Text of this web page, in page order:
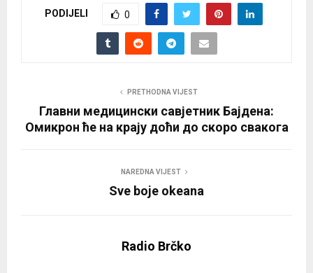
PODIJELI 0
PRETHODNA VIJEST
Главни медицински савјетник Бајдена:
Омикрон ће на крају доћи до скоро свакога
NAREDNA VIJEST
Sve boje okeana
Radio Brčko